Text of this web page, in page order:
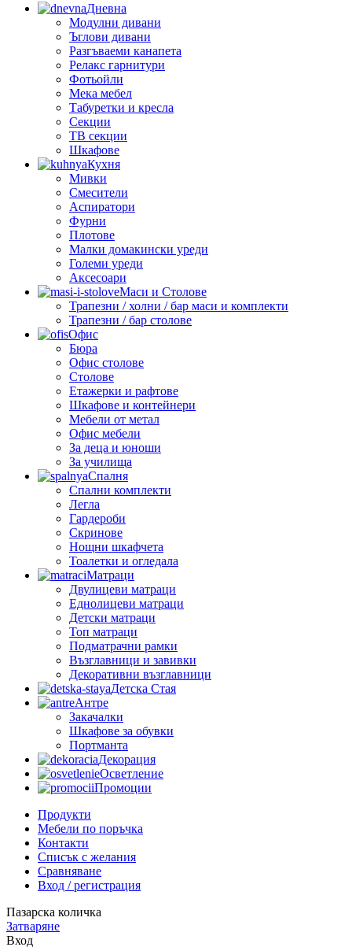
Дневна
Модулни дивани
Ъглови дивани
Разгъваеми канапета
Релакс гарнитури
Фотьойли
Мека мебел
Табуретки и кресла
Секции
ТВ секции
Шкафове
Кухня
Мивки
Смесители
Аспиратори
Фурни
Плотове
Малки домакински уреди
Големи уреди
Аксесоари
Маси и Столове
Трапезни / холни / бар маси и комплекти
Трапезни / бар столове
Офис
Бюра
Офис столове
Столове
Етажерки и рафтове
Шкафове и контейнери
Мебели от метал
Офис мебели
За деца и юноши
За училища
Спалня
Спални комплекти
Легла
Гардероби
Скринове
Нощни шкафчета
Тоалетки и огледала
Матраци
Двулицеви матраци
Еднолицеви матраци
Детски матраци
Топ матраци
Подматрачни рамки
Възглавници и завивки
Декоративни възглавници
Детска Стая
Антре
Закачалки
Шкафове за обувки
Портманта
Декорация
Осветление
Промоции
Продукти
Мебели по поръчка
Контакти
Списък с желания
Сравняване
Вход / регистрация
Пазарска количка
Затваряне
Вход